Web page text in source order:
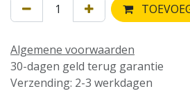
Algemene voorwaarden
30-dagen geld terug garantie
Verzending: 2-3 werkdagen